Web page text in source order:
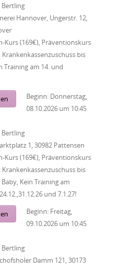
Bertling
Hannover, Ungerstr. 12,
Kurs (169€), Präventionskurs
bis
Training am 14. und
Beginn: Donnerstag,
08.10.2026 um 10:45
Bertling
1, 30982 Pattensen
Kurs (169€), Präventionskurs
bis
Kein Training am
und 7.1.27!
Beginn: Freitag,
09.10.2026 um 10:45
Bertling
Damm 121, 30173